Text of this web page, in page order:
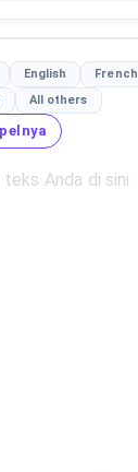
English French
All others